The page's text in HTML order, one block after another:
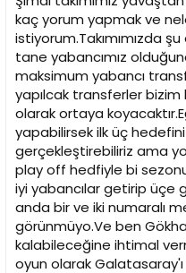
kaç yorum yapmak ve
istiyorum.Takımımızda
tane yabancımız
maksimum yabancı
yapılcak transferler
olarak ortaya
yapabilirsek ilk üç
gerçekleştirebiliriz ama
play off hedfiyle bi
iyi yabancılar getirip üçe
anda bir ve iki numaralı
görünmüyo.Ve ben
kalabileceğine ihtimal
oyun olarak